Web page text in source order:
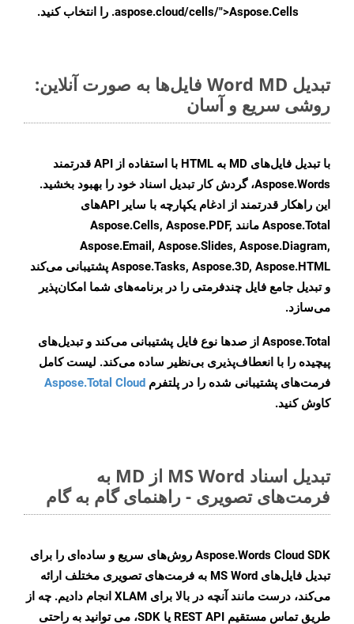
.aspose.cloud/cells/">Aspose.Cells را انتخاب کنید.
تبدیل Word MD فایل‌ها به صورت آنلاین:
روشی سریع و آسان
با تبدیل فایل‌های MD به HTML با استفاده از API قدرتمند
Aspose.Words، گردش کار تبدیل اسناد خود را بهبود بخشید.
این راهکار قدرتمند از ادغام یکپارچه با سایر APIهای
Aspose.Total مانند Aspose.Cells, Aspose.PDF,
Aspose.Email, Aspose.Slides, Aspose.Diagram,
Aspose.Tasks, Aspose.3D, Aspose.HTML پشتیبانی می‌کند
و تبدیل جامع فایل چندفرمتی را در برنامه‌های شما امکان‌پذیر
می‌سازد.
Aspose.Total از صدها نوع فایل پشتیبانی می‌کند و تبدیل‌های
پیچیده را با انعطاف‌پذیری بی‌نظیر ساده می‌کند. لیست کامل
فرمت‌های پشتیبانی شده را در پلتفرم Aspose.Total Cloud
کاوش کنید.
تبدیل اسناد MS Word از MD به
فرمت‌های تصویری - راهنمای گام به گام
Aspose.Words Cloud SDK روش‌های سریع و ساده‌ای را برای
تبدیل فایل‌های MS Word به فرمت‌های تصویری مختلف ارائه
می‌کند، درست مانند آنچه در بالا برای XLAM انجام دادیم. چه از
طریق تماس مستقیم REST API یا SDK، می توانید به راحتی